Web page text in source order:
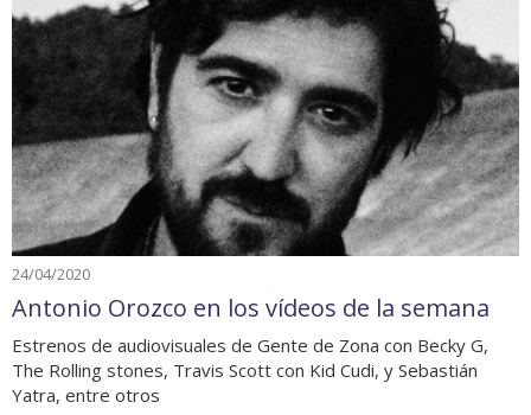
24/04/2020
Antonio Orozco en los vídeos de la semana
Estrenos de audiovisuales de Gente de Zona con Becky G,
The Rolling stones, Travis Scott con Kid Cudi, y Sebastián
Yatra, entre otros